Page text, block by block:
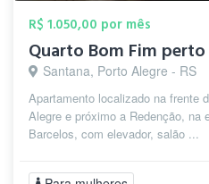
R$ 1.050,00 por mês
Quarto Bom Fim perto
Santana, Porto Alegre - RS
Apartamento localizado na frente
Alegre e próximo a Redenção, na
Barcelos, com elevador, salão ...